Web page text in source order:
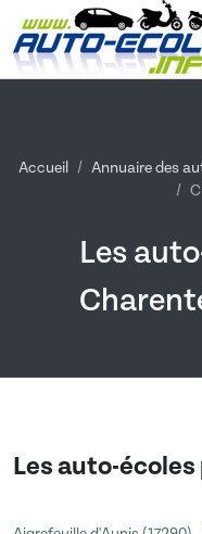
Accueil Annuaire des
Les
Les auto-